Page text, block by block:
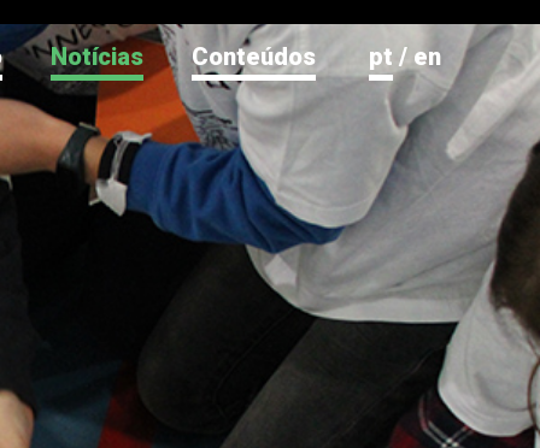
Notícias Conteúdos pt / en